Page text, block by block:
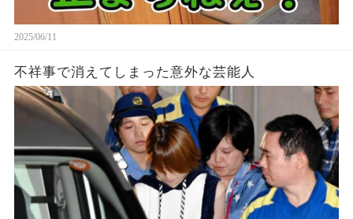
2025/06/11
不祥事で消えてしまった意外な芸能人